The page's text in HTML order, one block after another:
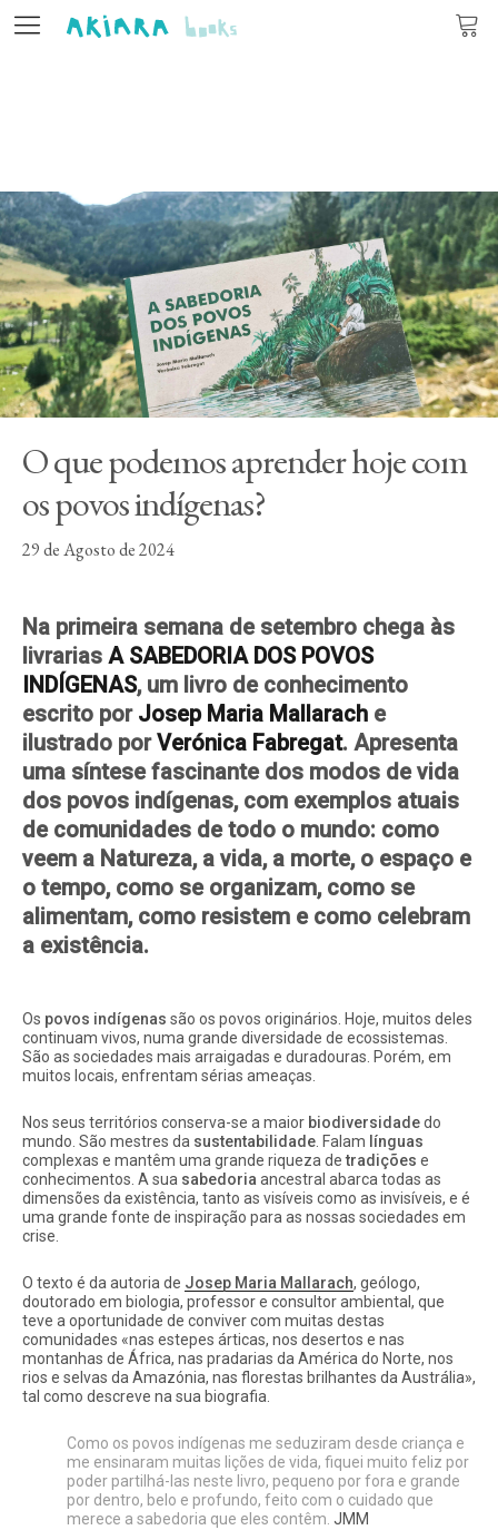
Autores
Atualidade
Contacto
InstagramTwitter
(X)
Vimeo
O que podemos aprender hoje com
os povos indígenas?
29 de Agosto de 2024
Na primeira semana de setembro chega às
livrarias A SABEDORIA DOS POVOS
INDÍGENAS, um livro de conhecimento
escrito por Josep Maria Mallarach e
ilustrado porVerónica Fabregat. Apresenta
uma síntese fascinante dos modos de vida
dos povos indígenas, com exemplos atuais
de comunidades de todo o mundo: como
veem a Natureza, a vida, a morte, o espaço e
o tempo, como se organizam, como se
alimentam, como resistem e como celebram
a existência.
Os povos indígenas são os povos originários. Hoje, muitos deles
continuam vivos, numa grande diversidade de ecossistemas.
São as sociedades mais arraigadas e duradouras. Porém, em
muitos locais, enfrentam sérias ameaças.
Nos seus territórios conserva-se a maior biodiversidadedo
mundo. São mestres da sustentabilidade . Falam línguas
complexas e mantêm uma grande riqueza detradições e
conhecimentos. A sua sabedoria ancestral abarca todas as
dimensões da existência, tanto as visíveis como as invisíveis, e é
uma grande fonte de inspiração para as nossas sociedades em
crise.
O texto é da autoria de Josep Maria Mallarach, geólogo,
doutorado em biologia, professor e consultor ambiental, que
teve a oportunidade de conviver com muitas destas
comunidades «nas estepes árticas, nos desertos e nas
montanhas de África, nas pradarias da América do Norte, nos
rios e selvas da Amazónia, nas florestas brilhantes da Austrália»,
tal como descreve na sua biografia.
Como os povos indígenas me seduziram desde criança e
me ensinaram muitas lições de vida, fiquei muito feliz por
poder partilhá-las neste livro, pequeno por fora e grande
por dentro, belo e profundo, feito com o cuidado que
merece a sabedoria que eles contêm. JMM